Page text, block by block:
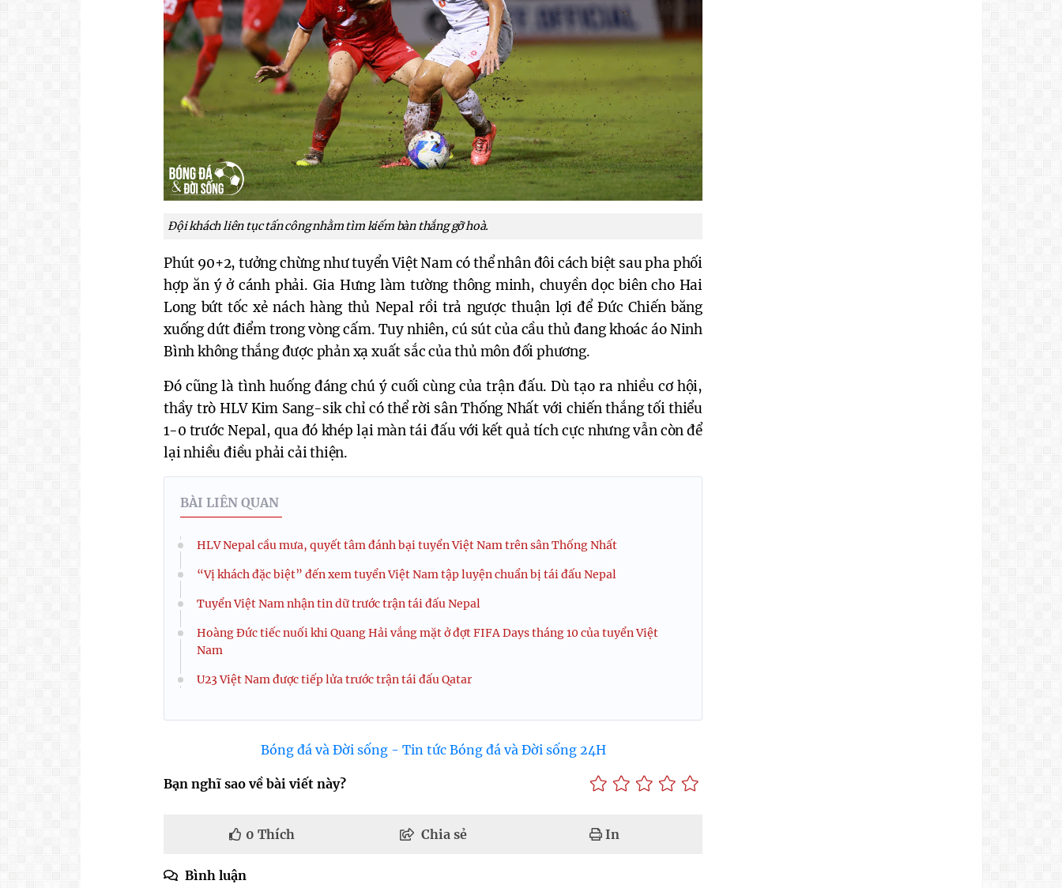
Đội khách liên tục tấn công nhằm tìm kiếm bàn thắng gỡ hoà.
Phút 90+2, tưởng chừng như tuyển Việt Nam có thể nhân đôi cách biệt sau pha phối
hợp ăn ý ở cánh phải. Gia Hưng làm tường thông minh, chuyền dọc biên cho Hai
Long bứt tốc xẻ nách hàng thủ Nepal rồi trả ngược thuận lợi để Đức Chiến băng
xuống dứt điểm trong vòng cấm. Tuy nhiên, cú sút của cầu thủ đang khoác áo Ninh
Bình không thắng được phản xạ xuất sắc của thủ môn đối phương.
Đó cũng là tình huống đáng chú ý cuối cùng của trận đấu. Dù tạo ra nhiều cơ hội,
thầy trò HLV Kim Sang-sik chỉ có thể rời sân Thống Nhất với chiến thắng tối thiểu
1-0 trước Nepal, qua đó khép lại màn tái đấu với kết quả tích cực nhưng vẫn còn để
lại nhiều điều phải cải thiện.
BÀI LIÊN QUAN
HLV Nepal cầu mưa, quyết tâm đánh bại tuyển Việt Nam trên sân Thống Nhất
“Vị khách đặc biệt” đến xem tuyển Việt Nam tập luyện chuẩn bị tái đấu Nepal
Tuyển Việt Nam nhận tin dữ trước trận tái đấu Nepal
Hoàng Đức tiếc nuối khi Quang Hải vắng mặt ở đợt FIFA Days tháng 10 của tuyển Việt
Nam
U23 Việt Nam được tiếp lửa trước trận tái đấu Qatar
Bóng đá và Đời sống - Tin tức Bóng đá và Đời sống 24H
Bạn nghĩ sao về bài viết này?
0 Thích Chia sẻ In
Bình luận